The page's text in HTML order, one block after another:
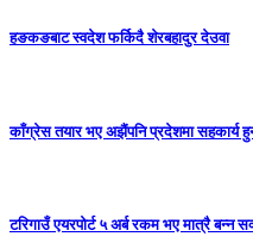
हङकङबाट स्वदेश फर्किदै शेरबहादुर देउवा
काँग्रेस तयार भए अझैंपनि प्रदेशमा
टरिगाउँ एयरपोर्ट ५ अर्ब रकम भए मात्रै